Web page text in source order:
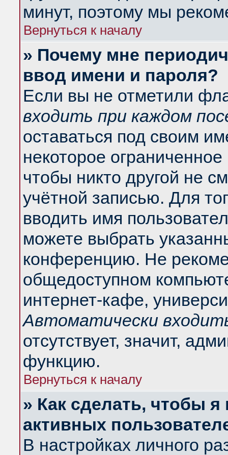
минут, поэтому мы
Вернуться к началу
» Почему мне
ввод имени и пароля?
Если вы не отметили
входить при каждом
оставаться под своим
некоторое
чтобы никто другой не
учётной записью. Для
вводить имя
можете выбрать
конференцию. Не
общедоступном
интернет-кафе,
Автоматически
отсутствует, значит,
функцию.
Вернуться к началу
» Как сделать, чтобы
активных
В настройках личного